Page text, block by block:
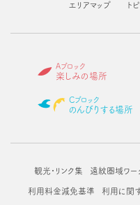
エリアマップ ト
Aブロック
楽しみの場所
Cブロック
のんびりする場所
観光・リンク集 遠紋圏域ワー
利用料金減免基準 利用に関